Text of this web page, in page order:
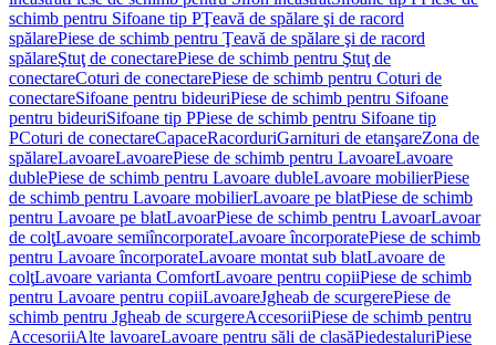
schimb pentru Sifoane tip PŢeavă de spălare şi de racord
spălarePiese de schimb pentru Ţeavă de spălare şi de racord
spălareŞtuţ de conectarePiese de schimb pentru Ştuţ de
conectareCoturi de conectarePiese de schimb pentru Coturi de
conectareSifoane pentru bideuriPiese de schimb pentru Sifoane
pentru bideuriSifoane tip PPiese de schimb pentru Sifoane tip
PCoturi de conectareCapaceRacorduriGarnituri de etanşareZona de
spălareLavoareLavoarePiese de schimb pentru LavoareLavoare
dublePiese de schimb pentru Lavoare dubleLavoare mobilierPiese
de schimb pentru Lavoare mobilierLavoare pe blatPiese de schimb
pentru Lavoare pe blatLavoarPiese de schimb pentru LavoarLavoar
de colţLavoare semiîncorporateLavoare încorporatePiese de schimb
pentru Lavoare încorporateLavoare montat sub blatLavoare de
colţLavoare varianta ComfortLavoare pentru copiiPiese de schimb
pentru Lavoare pentru copiiLavoareJgheab de scurgerePiese de
schimb pentru Jgheab de scurgereAccesoriiPiese de schimb pentru
AccesoriiAlte lavoareLavoare pentru săli de clasăPiedestaluriPiese